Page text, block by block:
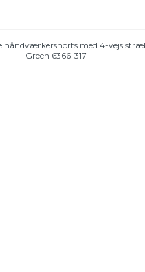
håndværkershorts med 4-vejs
Green 6366-317